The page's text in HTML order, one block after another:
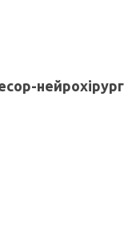
нейрохірург